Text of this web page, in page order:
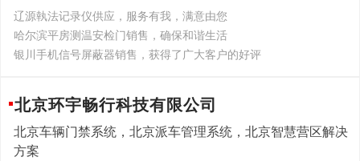
辽源執法记录仪供应，服务有我，满意由您
哈尔滨平房测温安检门销售，确保和谐生活
银川手机信号屏蔽器销售，获得了广大客户的好评
北京环宇畅行科技有限公司
北京车辆门禁系统，北京派车管理系统，北京智慧营区解决
方案